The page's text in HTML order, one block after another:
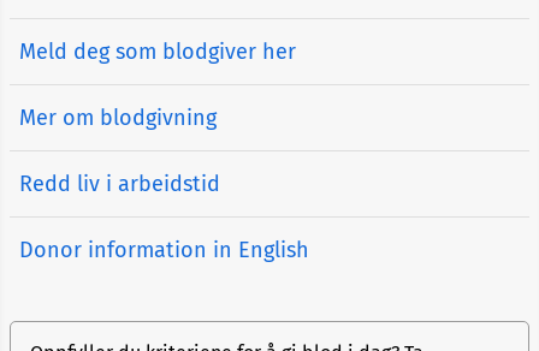
Meld deg som blodgiver her
Mer om blodgivning
Redd liv i arbeidstid
Donor information in English